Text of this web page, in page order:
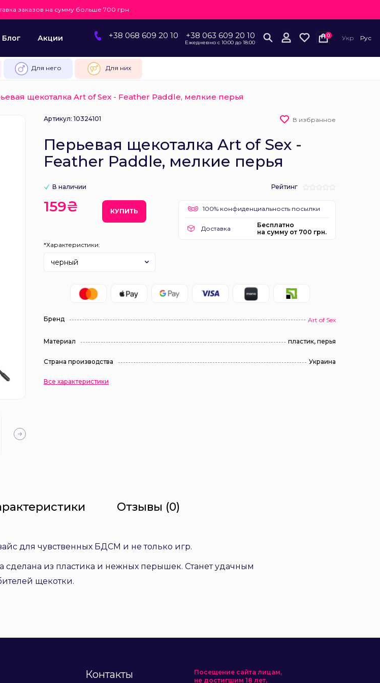
заказов на сумму больше 700 грн
Блог Акции +38 068 609 20 10 +38 063 609 20 10
Ежедневно с 10:00 до 18:00
0 Укр Рус
Для него Для них
щекоталка Art of Sex - Feather Paddle, мелкие перья
Артикул: 10324101 В избранное
Перьевая щекоталка Art of Sex -
Feather Paddle, мелкие перья
В наличии Рейтинг
159₴ КУПИТЬ 100% конфиденциальность посылки
Доставка
Бесплатно
на сумму от 700 грн.
*Характеристики:
черный
Бренд Art of Sex
Материал пластик, перья
Страна производства Украина
Все характеристики
Отзывы (0)
для чувственных БДСМ и не только игр.
сделана из пластика и нежных перышек. Станет удачным
щекотки.
Контакты
Посещение сайта лицам,
не достигшим 18 лет,